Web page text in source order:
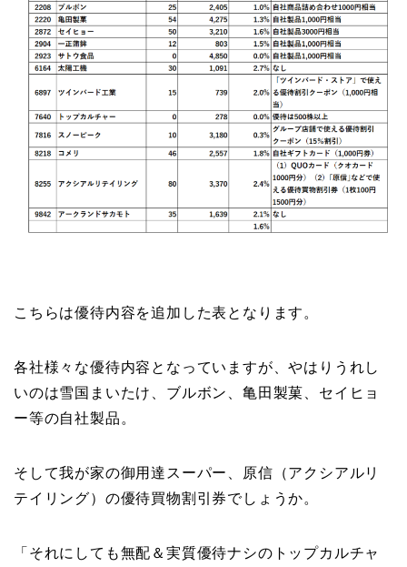
こちらは優待内容を追加した表となります。
各社様々な優待内容となっていますが、やはりうれし
いのは雪国まいたけ、ブルボン、亀田製菓、セイヒョ
ー等の自社製品。
そして我が家の御用達スーパー、原信（アクシアルリ
テイリング）の優待買物割引券でしょうか。
「それにしても無配＆実質優待ナシのトップカルチャ